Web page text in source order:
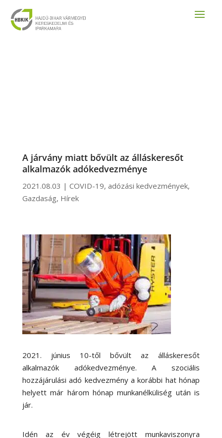
A járvány miatt bővült az álláskeresőt
alkalmazók adókedvezménye
2021.08.03 | COVID-19, adózási kedvezmények,
Gazdaság, Hírek
2021. június 10-től bővült az álláskeresőt
alkalmazók adókedvezménye. A szociális
hozzájárulási adó kedvezmény a korábbi hat hónap
helyett már három hónap munkanélküliség után is
jár.
Idén az év végéig létrejött munkaviszonyra